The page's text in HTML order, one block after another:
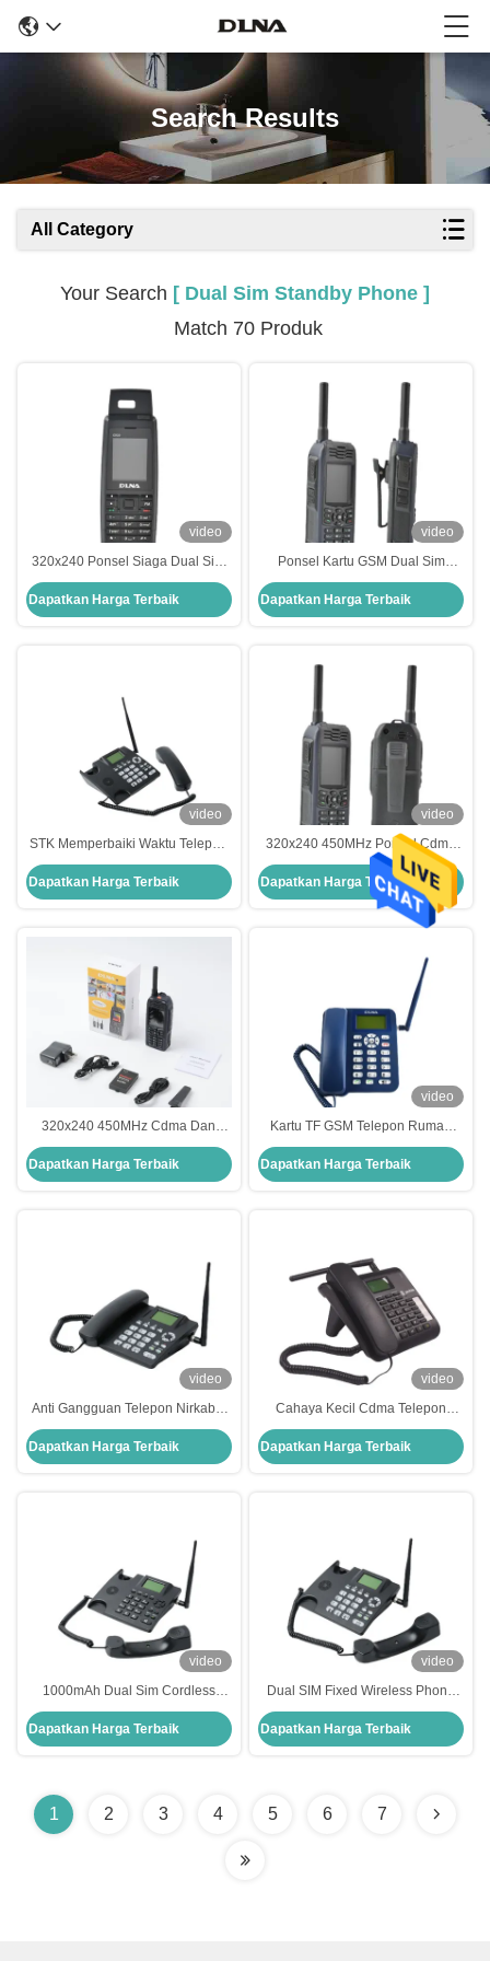
Search Results
All Category
Your Search [ Dual Sim Standby Phone ]
Match 70 Produk
video
320x240 Ponsel Siaga Dual Sim
Li Ion 2000mAh Ponsel Dual Sim
Gsm Dan Cdma
Dapatkan Harga Terbaik
video
Ponsel Kartu GSM Dual Sim
Kerahasiaan Kuat Siaga Panjang
Cdma Dan Ponsel Gsm
Dapatkan Harga Terbaik
video
STK Memperbaiki Waktu Telepon
Nirkabel Dual Sim Hingga 7 Jam
Siaga Baterai Kapasitas Super
Dapatkan Harga Terbaik
video
320x240 450MHz Ponsel Cdma
Dan Gsm Qualcomm Telepon
Kartu Dual Sim
Dapatkan Harga Terbaik
320x240 450MHz Cdma Dan
Telepon Gsm, Telepon Kartu Dual
Sim Qualcomm
Dapatkan Harga Terbaik
video
Kartu TF GSM Telepon Rumah
Telepon Umum Toko Dual Sim
Card Telepon Rumah
Dapatkan Harga Terbaik
video
Anti Gangguan Telepon Nirkabel
Dual Sim GSM Telepon Rumah
Nirkabel Dual Sim Gsm
Dapatkan Harga Terbaik
video
Cahaya Kecil Cdma Telepon
Nirkabel TNC Dual Sim Telepon
Darat Dual Slot Kartu Luar
Ruangan
Dapatkan Harga Terbaik
video
1000mAh Dual Sim Cordless
Telepon Darat TNC Radiasi
Elektromagnetik Kecil
Dapatkan Harga Terbaik
video
Dual SIM Fixed Wireless Phone
850MHz SMS Analog Cordless
Phone
Dapatkan Harga Terbaik
1 2 3 4 5 6 7